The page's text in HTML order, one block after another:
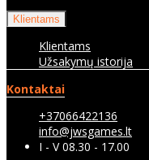
Klientams
Klientams
Užsakymų istorija
Kontaktai
+37066422136
info@jwsgames.lt
I - V 08.30 - 17.00